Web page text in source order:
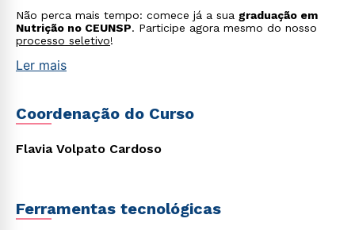
Não perca mais tempo: comece já a sua graduação em
Nutrição no CEUNSP. Participe agora mesmo do nosso
processo seletivo!
Ler mais
Coordenação do Curso
Flavia Volpato Cardoso
Ferramentas tecnológicas